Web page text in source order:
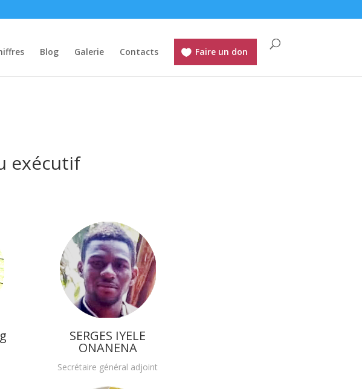
Blog Galerie Contacts Faire un don
exécutif
SERGES IYELE
ONANENA
Secrétaire général adjoint